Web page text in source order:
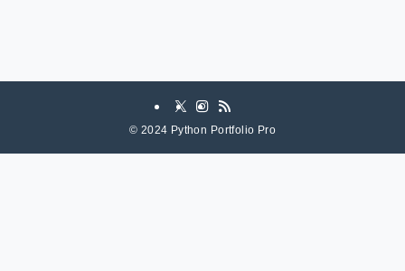
© 2024 Python Portfolio Pro